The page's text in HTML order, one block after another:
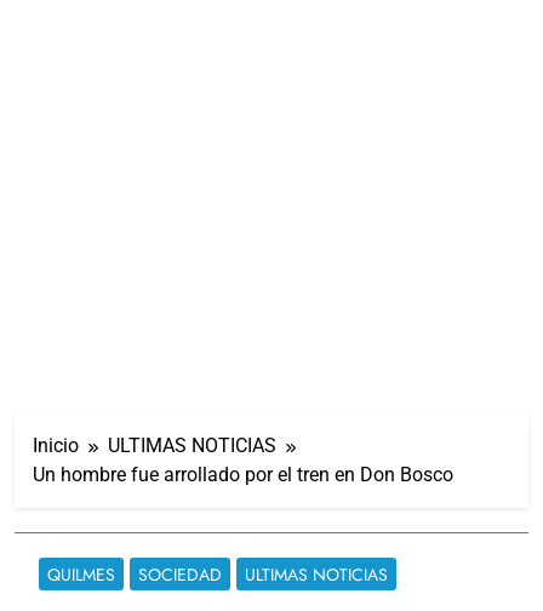
Inicio
ULTIMAS NOTICIAS
Un hombre fue arrollado por el tren en Don Bosco
QUILMES SOCIEDAD ULTIMAS NOTICIAS